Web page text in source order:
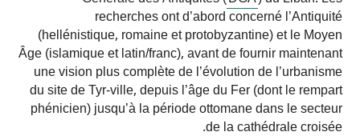
recherches ont d’abord concerné l’Antiquité
(hellénistique, romaine et protobyzantine) et le Moyen
Âge (islamique et latin/franc), avant de fournir maintenant
une vision plus complète de l’évolution de l’urbanisme
du site de Tyr-ville, depuis l’âge du Fer (dont le rempart
phénicien) jusqu’à la période ottomane dans le secteur
de la cathédrale croisée.